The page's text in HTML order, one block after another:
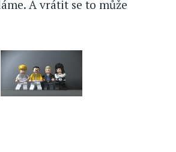
A vrátit se to může